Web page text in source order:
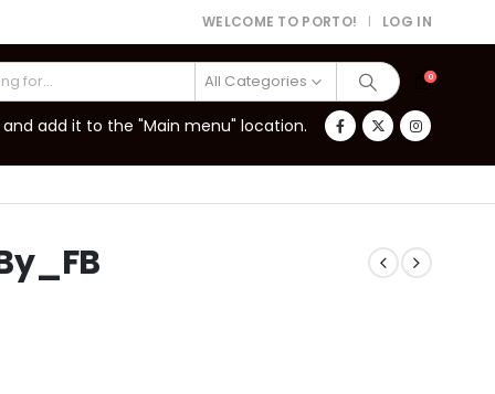
WELCOME TO PORTO! | LOG IN
All Categories 0
add it to the "Main menu" location.